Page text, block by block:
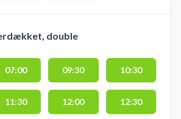
double
07:00 09:30 10:30
11:30 12:00 12:30